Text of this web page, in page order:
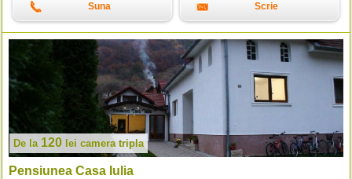
Suna Scrie
De la 120 lei camera tripla
Pensiunea Casa Iulia